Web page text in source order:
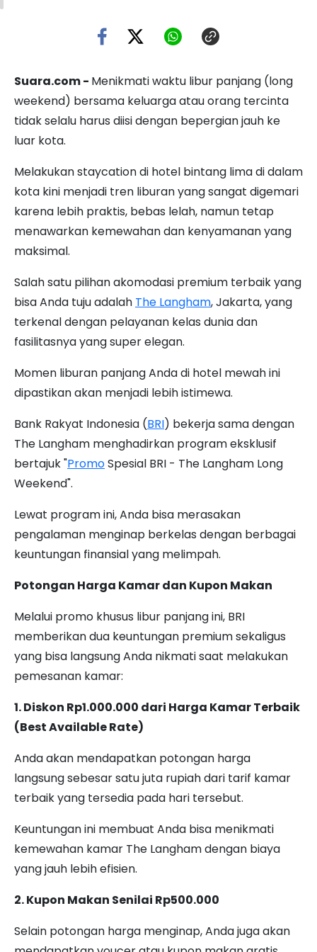
Suara.com - Menikmati waktu libur panjang (long
weekend) bersama keluarga atau orang tercinta
tidak selalu harus diisi dengan bepergian jauh ke
luar kota.
Melakukan staycation di hotel bintang lima di dalam
kota kini menjadi tren liburan yang sangat digemari
karena lebih praktis, bebas lelah, namun tetap
menawarkan kemewahan dan kenyamanan yang
maksimal.
Salah satu pilihan akomodasi premium terbaik yang
bisa Anda tuju adalah The Langham, Jakarta, yang
terkenal dengan pelayanan kelas dunia dan
fasilitasnya yang super elegan.
Momen liburan panjang Anda di hotel mewah ini
dipastikan akan menjadi lebih istimewa.
Bank Rakyat Indonesia (BRI) bekerja sama dengan
The Langham menghadirkan program eksklusif
bertajuk "PromoSpesial BRI - The Langham Long
Weekend".
Lewat program ini, Anda bisa merasakan
pengalaman menginap berkelas dengan berbagai
keuntungan finansial yang melimpah.
Potongan Harga Kamar dan Kupon Makan
Melalui promo khusus libur panjang ini, BRI
memberikan dua keuntungan premium sekaligus
yang bisa langsung Anda nikmati saat melakukan
pemesanan kamar:
1. Diskon Rp1.000.000 dari Harga Kamar Terbaik
(Best Available Rate)
Anda akan mendapatkan potongan harga
langsung sebesar satu juta rupiah dari tarif kamar
terbaik yang tersedia pada hari tersebut.
Keuntungan ini membuat Anda bisa menikmati
kemewahan kamar The Langham dengan biaya
yang jauh lebih efisien.
2. Kupon Makan Senilai Rp500.000
Selain potongan harga menginap, Anda juga akan